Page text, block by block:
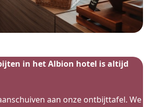
in het Albion hotel is altijd
aan onze ontbijttafel. We